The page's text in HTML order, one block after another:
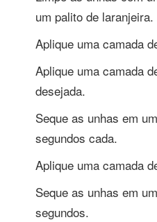
um palito de laranjeira.
Aplique uma camada
Aplique uma camada
desejada.
Seque as unhas em
segundos cada.
Aplique uma camada
Seque as unhas em
segundos.